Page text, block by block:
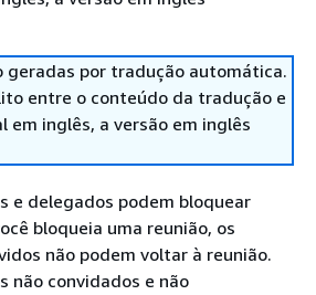
geradas por tradução automática.
entre o conteúdo da tradução e
em inglês, a versão em inglês
e delegados podem bloquear
bloqueia uma reunião, os
não podem voltar à reunião.
não convidados e não